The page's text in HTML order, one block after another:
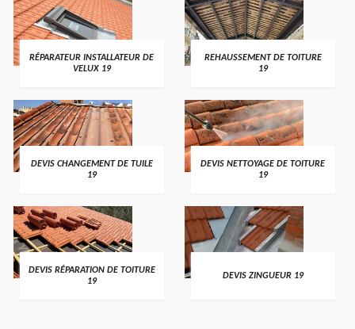
RÉPARATEUR INSTALLATEUR DE
VELUX 19
REHAUSSEMENT DE TOITURE
19
DEVIS CHANGEMENT DE TUILE
19
DEVIS NETTOYAGE DE TOITURE
19
DEVIS RÉPARATION DE TOITURE
19
DEVIS ZINGUEUR 19